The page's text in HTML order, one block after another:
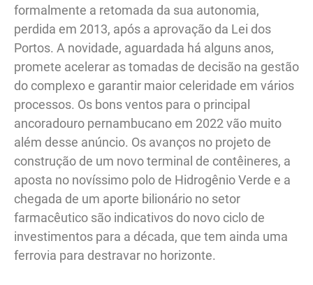
formalmente a retomada da sua autonomia,
perdida em 2013, após a aprovação da Lei dos
Portos. A novidade, aguardada há alguns anos,
promete acelerar as tomadas de decisão na gestão
do complexo e garantir maior celeridade em vários
processos. Os bons ventos para o principal
ancoradouro pernambucano em 2022 vão muito
além desse anúncio. Os avanços no projeto de
construção de um novo terminal de contêineres, a
aposta no novíssimo polo de Hidrogênio Verde e a
chegada de um aporte bilionário no setor
farmacêutico são indicativos do novo ciclo de
investimentos para a década, que tem ainda uma
ferrovia para destravar no horizonte.